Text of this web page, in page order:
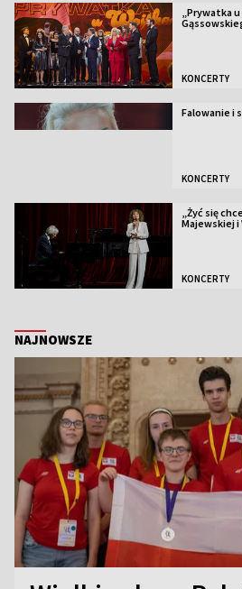
„Prywatka
KONCERTY
Falowanie i
KONCERTY
„Żyć się
Majewskiej i
KONCERTY
NAJNOWSZE